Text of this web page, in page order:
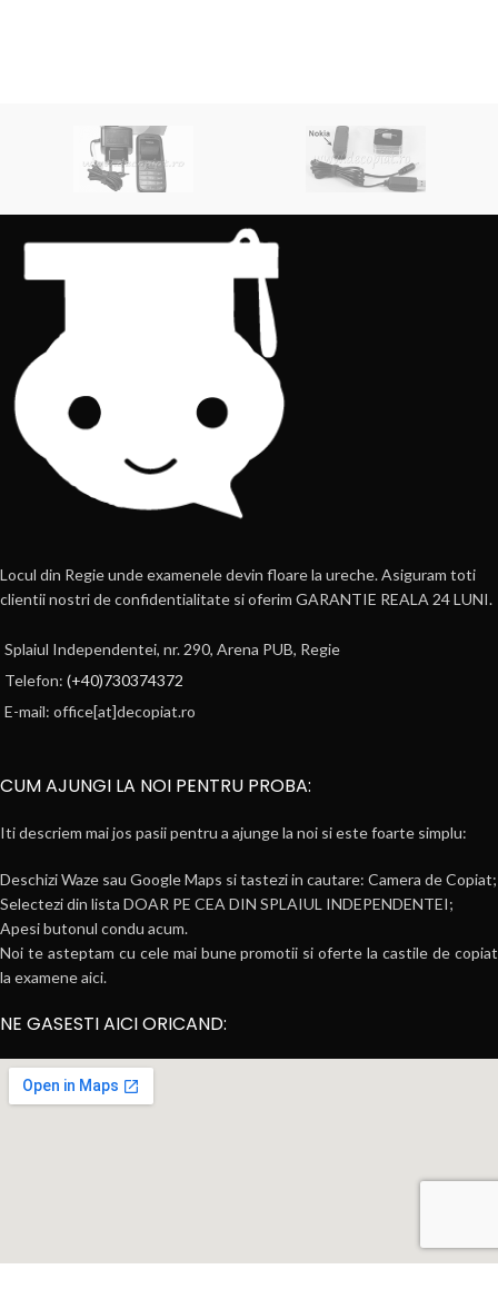
Locul din Regie unde examenele devin floare la ureche. Asiguram toti
clientii nostri de confidentialitate si oferim GARANTIE REALA 24 LUNI.
Splaiul Independentei, nr. 290, Arena PUB, Regie
Telefon: (+40)730374372
E-mail: office[at]decopiat.ro
CUM AJUNGI LA NOI PENTRU PROBA:
Iti descriem mai jos pasii pentru a ajunge la noi si este foarte simplu:
Deschizi Waze sau Google Maps si tastezi in cautare: Camera de Copiat;
Selectezi din lista DOAR PE CEA DIN SPLAIUL INDEPENDENTEI;
Apesi butonul condu acum.
Noi te asteptam cu cele mai bune promotii si oferte la castile de copiat
la examene aici.
NE GASESTI AICI ORICAND: